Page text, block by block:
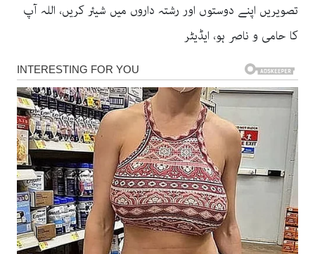
تصویریں اپنے دوستوں اور رشتہ داروں میں شیئر کریں، اللہ آپ
کا حامی و ناصر ہو، ایڈیٹر